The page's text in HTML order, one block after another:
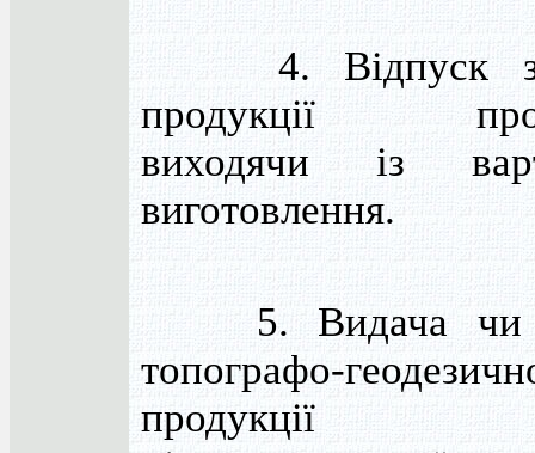
4. Відпуск
продукції
виходячи із
виготовлення.
5. Видача чи
топографо-
продукції